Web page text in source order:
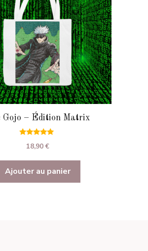
Gojo – Édition Matrix
sur 5
18,90 €
Ajouter au panier